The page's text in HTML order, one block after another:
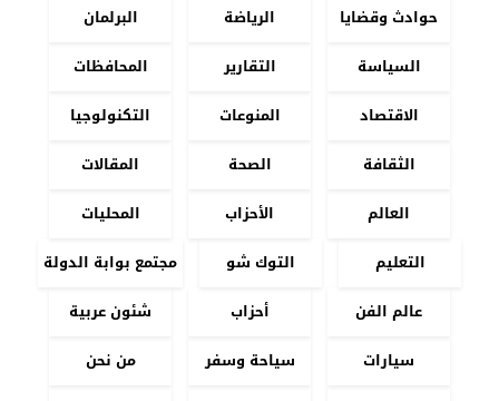
حوادث وقضايا
الرياضة
البرلمان
السياسة
التقارير
المحافظات
الاقتصاد
المنوعات
التكنولوجيا
الثقافة
الصحة
المقالات
العالم
الأحزاب
المحليات
التعليم
التوك شو
مجتمع بوابة الدولة
عالم الفن
أحزاب
شئون عربية
سيارات
سياحة وسفر
من نحن